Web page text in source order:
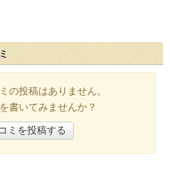
の投稿はありません。
書いてみませんか？
ミを投稿する